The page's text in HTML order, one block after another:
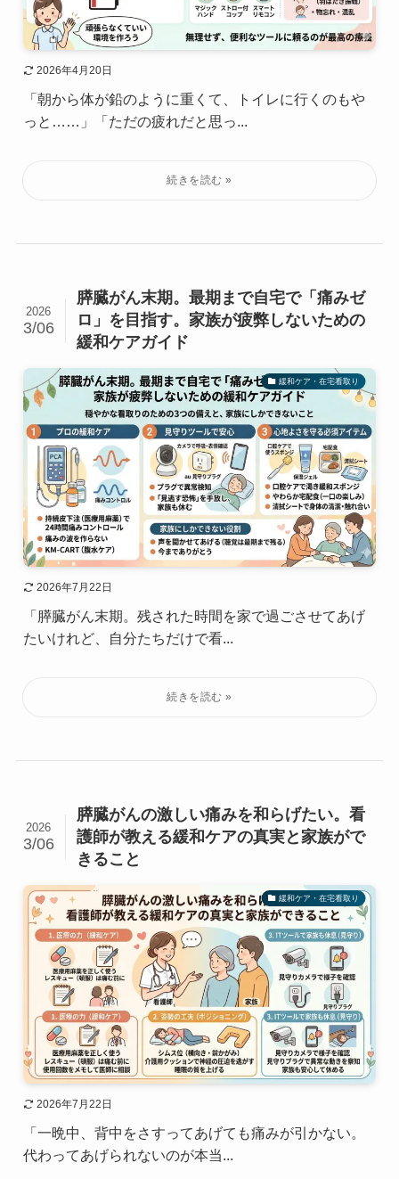
2026年4月20日
「朝から体が鉛のように重くて、トイレに行くのもや
っと……」「ただの疲れだと思っ...
膵臓がん末期。最期まで自宅で「痛みゼ
ロ」を目指す。家族が疲弊しないための
緩和ケアガイド
2026
3/06
緩和ケア・在宅看取り
2026年7月22日
「膵臓がん末期。残された時間を家で過ごさせてあげ
たいけれど、自分たちだけで看...
膵臓がんの激しい痛みを和らげたい。看
護師が教える緩和ケアの真実と家族がで
きること
2026
3/06
緩和ケア・在宅看取り
2026年7月22日
「一晩中、背中をさすってあげても痛みが引かない。
代わってあげられないのが本当...